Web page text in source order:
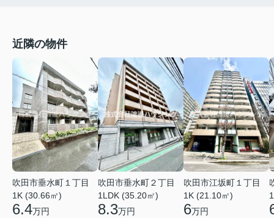
近隣の物件
吹田市垂水町１丁目
1K (30.66㎡)
6.4万円
吹田市垂水町２丁目
1LDK (35.20㎡)
8.3万円
吹田市江坂町１丁目
1K (21.10㎡)
6万円